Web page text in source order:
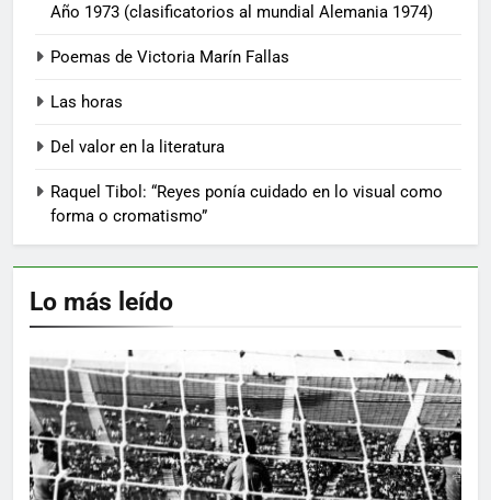
Año 1973 (clasificatorios al mundial Alemania 1974)
Poemas de Victoria Marín Fallas
Las horas
Del valor en la literatura
Raquel Tibol: “Reyes ponía cuidado en lo visual como
forma o cromatismo”
Lo más leído